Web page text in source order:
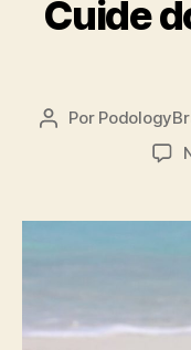
Cuide
Autor
Por